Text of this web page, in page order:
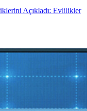
Açıkladı: Evlilikler